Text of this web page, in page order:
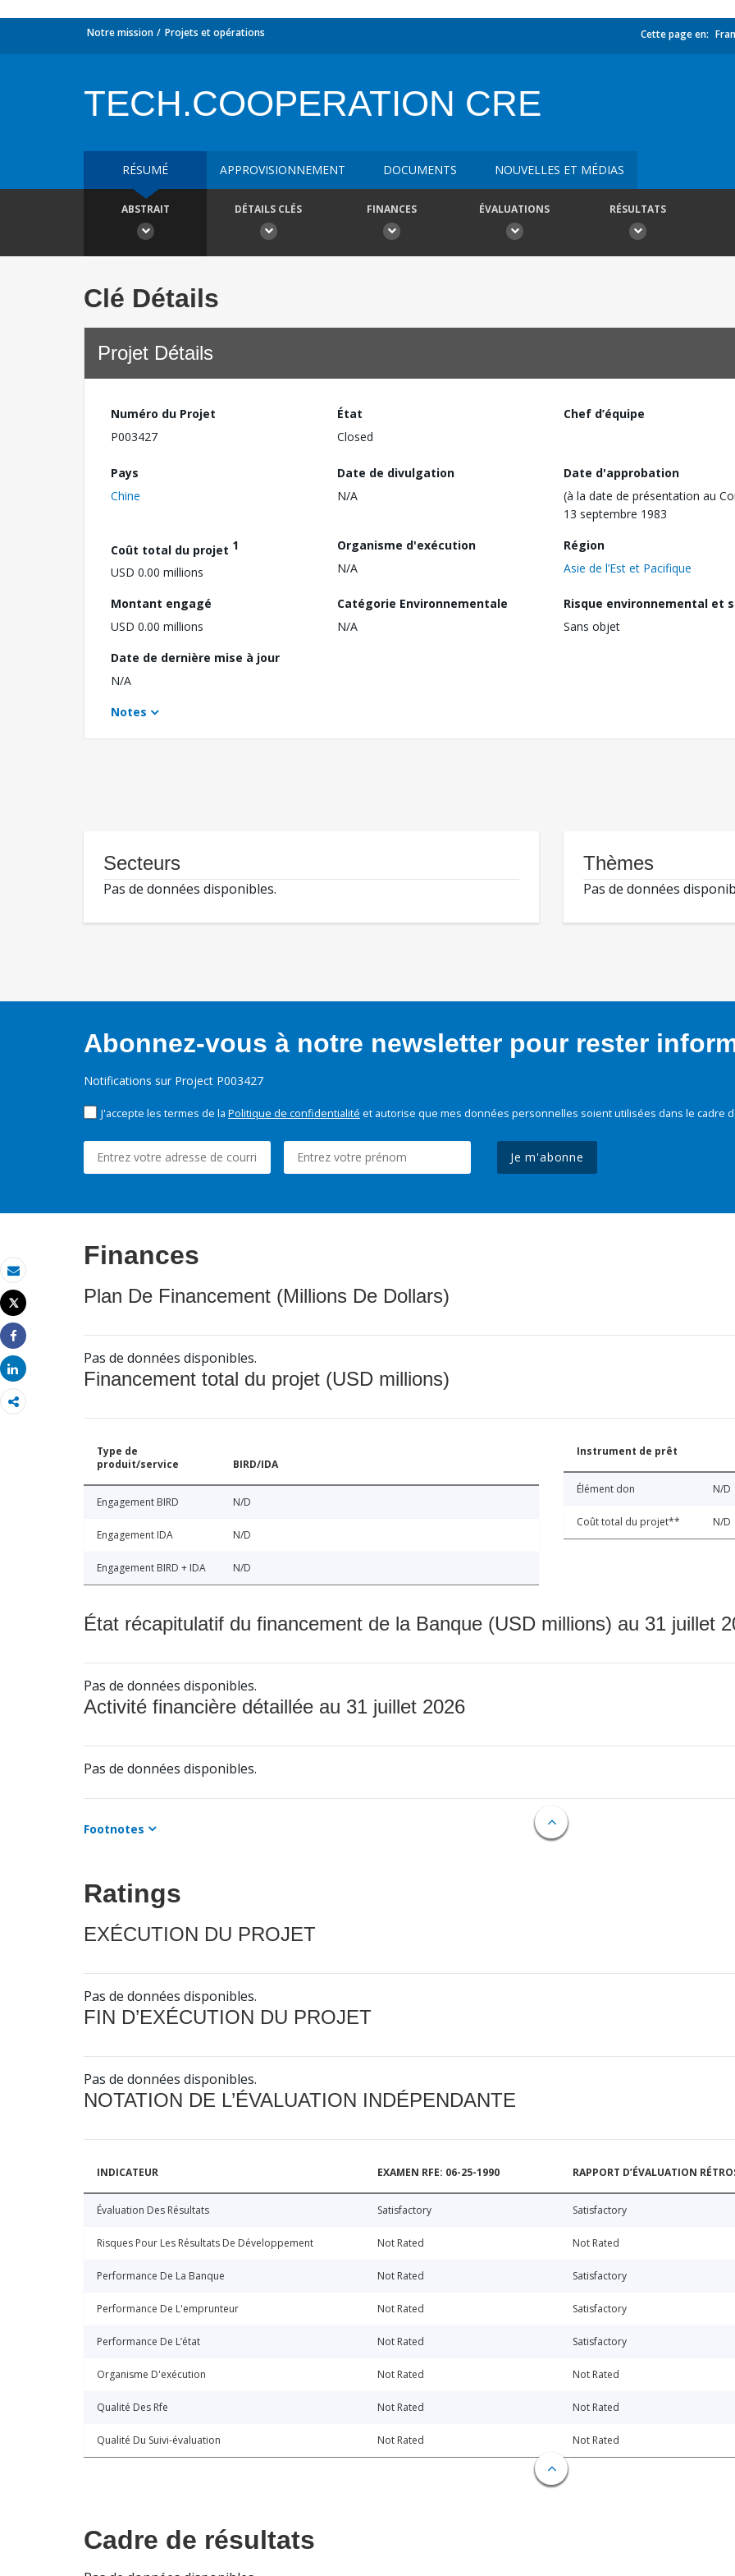
Email
Imprimer
Tweet
Share
Share
Notre mission Projets et opérations Cette page en:
TECH.COOPERATION CRE
RÉSUMÉ APPROVISIONNEMENT DOCUMENTS NOUVELLES ET MÉDIAS
ABSTRAIT DÉTAILS CLÉS FINANCES ÉVALUATIONS RÉSULTATS
Clé Détails
Projet Détails
Numéro du Projet
P003427
État
Closed
Chef d’équipe
Pays
Chine
Date de divulgation
N/A
Date d'approbation
(à la date de présentation au
13 septembre 1983
Coût total du projet 1
USD 0.00 millions
Organisme d'exécution
N/A
Région
Asie de l’Est et Pacifique
Montant engagé
USD 0.00 millions
Catégorie Environnementale
N/A
Risque environnemental et
Sans objet
Date de dernière mise à jour
N/A
Notes
Secteurs
Pas de données disponibles.
Thèmes
Pas de données
Abonnez-vous à notre newsletter pour rester
Notifications sur Project P003427
J'accepte les termes de la Politique de confidentialité et autorise que mes données personnelles soient utilisées dans le cadre
Je m'abonne
Finances
Plan De Financement (Millions De Dollars)
Pas de données disponibles.
Financement total du projet (USD millions)
Type de
produit/service
BIRD/IDA
Engagement BIRD N/D
Engagement IDA N/D
Engagement BIRD + IDA N/D
Instrument de prêt
Élément don N/D
Coût total du projet** N/D
État récapitulatif du financement de la Banque (USD millions) au 31 juillet
Pas de données disponibles.
Activité financière détaillée au 31 juillet 2026
Pas de données disponibles.
Footnotes
Ratings
EXÉCUTION DU PROJET
Pas de données disponibles.
FIN D’EXÉCUTION DU PROJET
Pas de données disponibles.
NOTATION DE L’ÉVALUATION INDÉPENDANTE
INDICATEUR EXAMEN RFE: 06-25-1990 RAPPORT D’ÉVALUATION
Évaluation Des Résultats Satisfactory Satisfactory
Risques Pour Les Résultats De Développement Not Rated Not Rated
Performance De La Banque Not Rated Satisfactory
Performance De L'emprunteur Not Rated Satisfactory
Performance De L’état Not Rated Satisfactory
Organisme D'exécution Not Rated Not Rated
Qualité Des Rfe Not Rated Not Rated
Qualité Du Suivi-évaluation Not Rated Not Rated
Cadre de résultats